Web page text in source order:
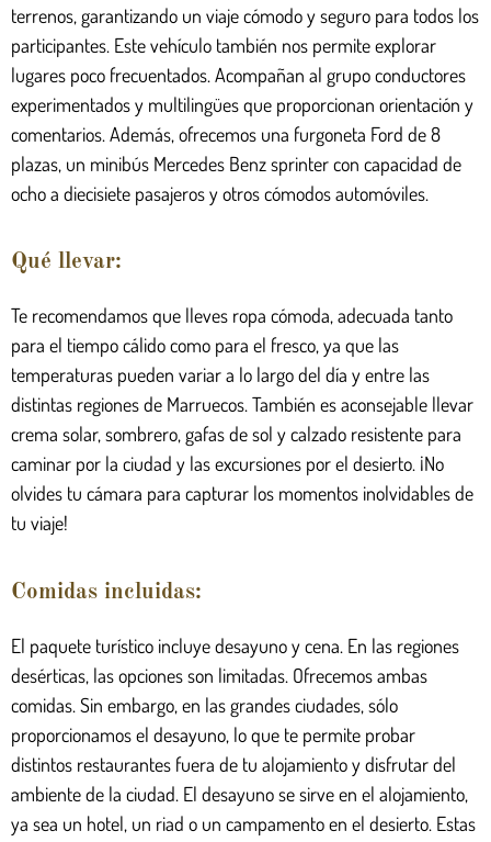
terrenos, garantizando un viaje cómodo y seguro para todos los
participantes. Este vehículo también nos permite explorar
lugares poco frecuentados. Acompañan al grupo conductores
experimentados y multilingües que proporcionan orientación y
comentarios. Además, ofrecemos una furgoneta Ford de 8
plazas, un minibús Mercedes Benz sprinter con capacidad de
ocho a diecisiete pasajeros y otros cómodos automóviles.
Qué llevar:
Te recomendamos que lleves ropa cómoda, adecuada tanto
para el tiempo cálido como para el fresco, ya que las
temperaturas pueden variar a lo largo del día y entre las
distintas regiones de Marruecos. También es aconsejable llevar
crema solar, sombrero, gafas de sol y calzado resistente para
caminar por la ciudad y las excursiones por el desierto. ¡No
olvides tu cámara para capturar los momentos inolvidables de
tu viaje!
Comidas incluidas:
El paquete turístico incluye desayuno y cena. En las regiones
desérticas, las opciones son limitadas. Ofrecemos ambas
comidas. Sin embargo, en las grandes ciudades, sólo
proporcionamos el desayuno, lo que te permite probar
distintos restaurantes fuera de tu alojamiento y disfrutar del
ambiente de la ciudad. El desayuno se sirve en el alojamiento,
ya sea un hotel, un riad o un campamento en el desierto. Estas